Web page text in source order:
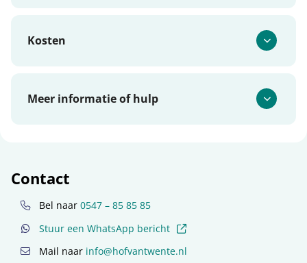
Kosten
Meer informatie of hulp
Contact
Bel naar0547 – 85 85 85
Stuur een WhatsApp bericht
Mail naar info@hofvantwente.nl